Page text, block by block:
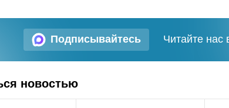
Подписывайтесь Читайте нас
новостью